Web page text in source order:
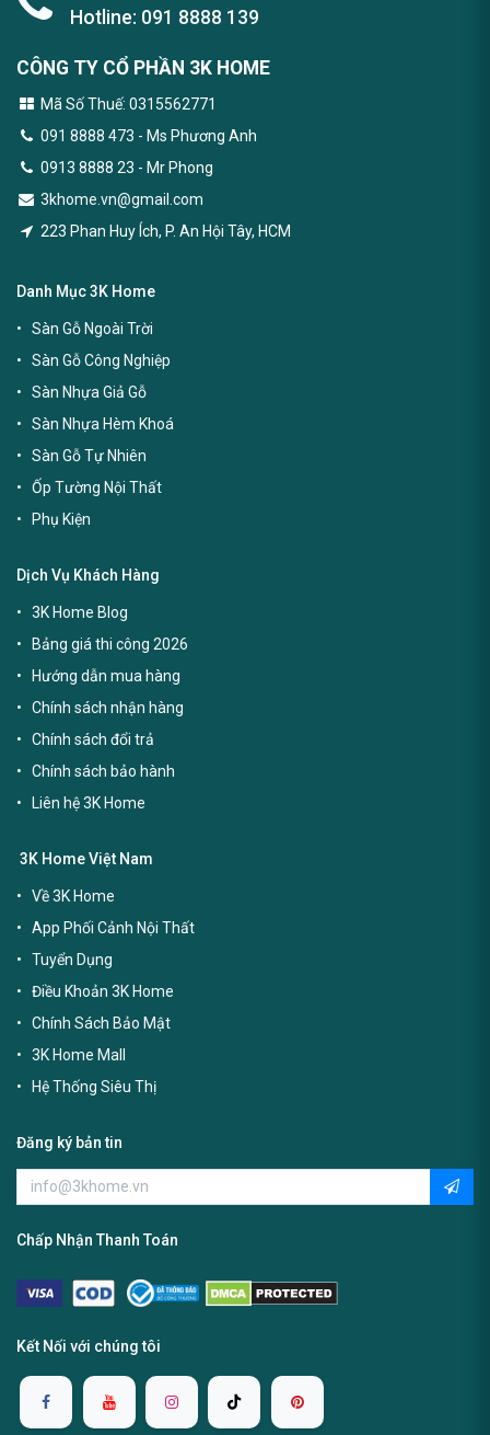
Hotline: 091 8888 139
CÔNG TY CỔ PHẦN 3K HOME
Mã Số Thuế: 0315562771
091 8888 473 - Ms Phương Anh
0913 8888 23 - Mr Phong
3khome.vn@gmail.com
223 Phan Huy Ích, P. An Hội Tây, HCM
Danh Mục 3K Home
Sàn Gỗ Ngoài Trời
Sàn Gỗ Công Nghiệp
Sàn Nhựa Giả Gỗ
Sàn Nhựa Hèm Khoá
Sàn Gỗ Tự Nhiên
Ốp Tường Nội Thất
Phụ Kiện
Dịch Vụ Khách Hàng
3K Home Blog
Bảng giá thi công 2026
Hướng dẫn mua hàng
Chính sách nhận hàng
Chính sách đổi trả
Chính sách bảo hành
Liên hệ 3K Home
3K Home Việt Nam
Về 3K Home
App Phối Cảnh Nội Thất
Tuyển Dụng
Điều Khoản 3K Home
Chính Sách Bảo Mật
3K Home Mall
Hệ Thống Siêu Thị
Đăng ký bản tin
Chấp Nhận Thanh Toán
Kết Nối với chúng tôi